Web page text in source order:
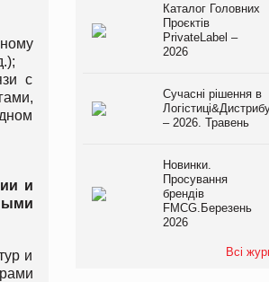
с
и
и
Каталог Головних
Проєктів
PrivateLabel –
2026
Сучасні рішення в
– 2026. Травень
Новинки.
Просування
брендів
FMCG.Березень
2026
Всі